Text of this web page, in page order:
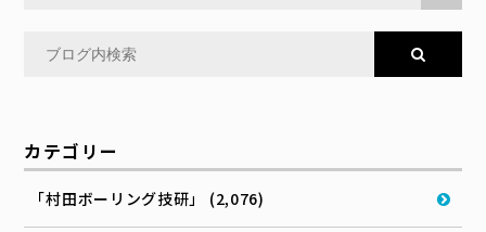
カテゴリー
「村田ボーリング技研」 (2,076)